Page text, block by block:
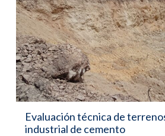
Evaluación técnica de
industrial de cemento